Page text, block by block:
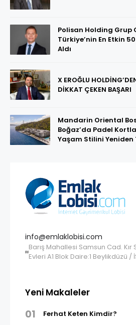
Polisan Holding Grup
Türkiye’nin En Etkin
Aldı
X EROĞLU
DİKKAT ÇEKEN BAŞARI
Mandarin Oriental
Boğaz’da Padel
Yaşam Stilini Yeniden
info@emlaklobisi.com
Barış Mahallesi Samsun Cad. Kır
Evleri A1 Blok Daire:1 Beylikdüzü /
Yeni Makaleler
01 Ferhat Keten Kimdir?